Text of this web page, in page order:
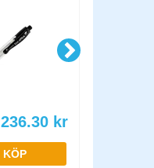
236.30 kr
KÖP